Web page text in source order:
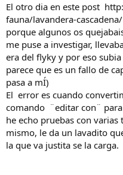
El otro dia en este post
fauna/lavandera-
porque algunos os
me puse a investigar,
era del flyky y por eso
parece que es un fallo de
pasa a mÍ)
El error es cuando
comando ¨editar con¨
he echo pruebas con
mismo, le da un lavadito
la que va justita se la carga.